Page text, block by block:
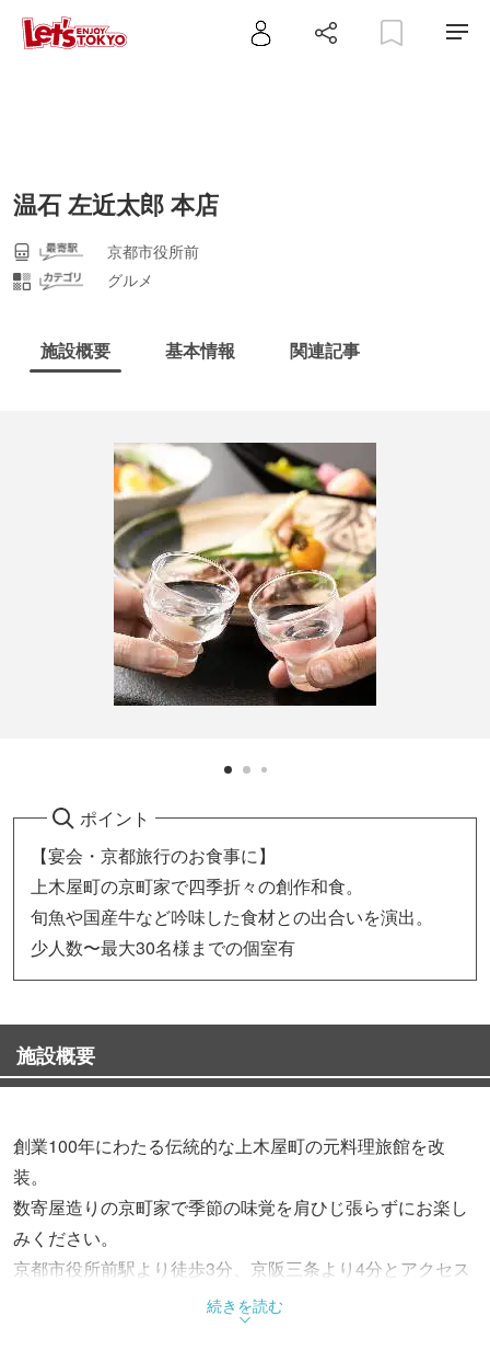
温石 左近太郎 本店
京都市役所前
グルメ
施設概要 基本情報 関連記事
ポイント
【宴会・京都旅行のお食事に】
上木屋町の京町家で四季折々の創作和食。
旬魚や国産牛など吟味した食材との出合いを演出。
少人数〜最大30名様までの個室有
施設概要
創業100年にわたる伝統的な上木屋町の元料理旅館を改
装。
数寄屋造りの京町家で季節の味覚を肩ひじ張らずにお楽し
みください。
京都市役所前駅より徒歩3分、京阪三条より4分とアクセス
続きを読む